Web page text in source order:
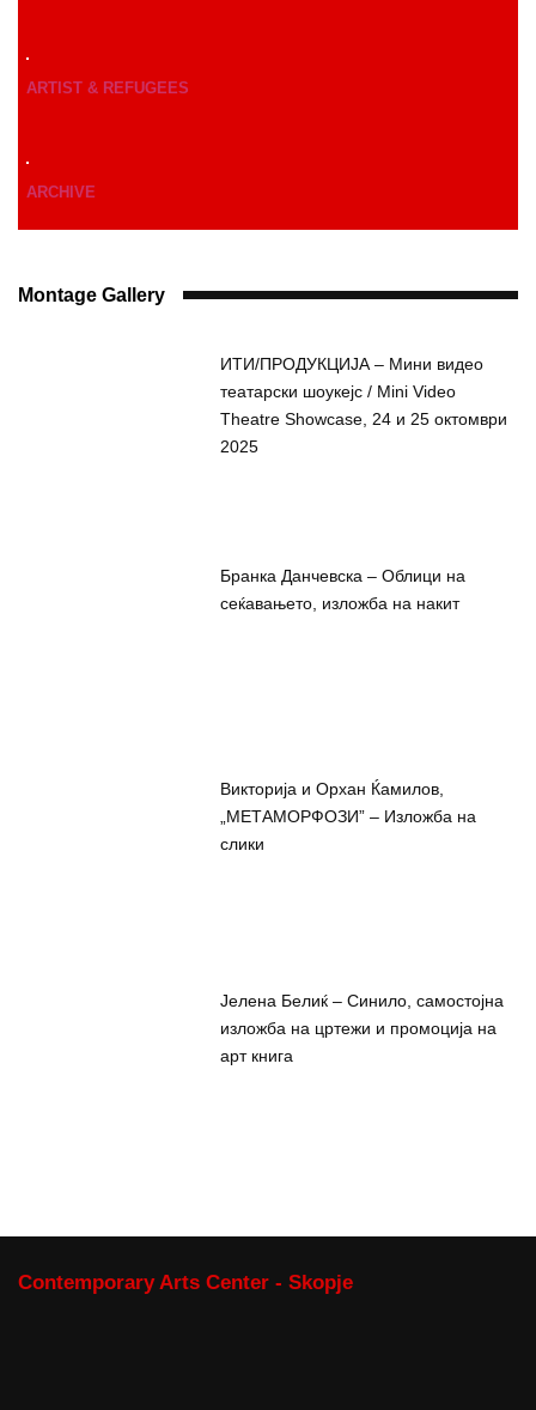
ARTIST & REFUGEES
ARCHIVE
Montage Gallery
ИТИ/ПРОДУКЦИЈА – Мини видео
театарски шоукејс / Mini Video
Theatre Showcase, 24 и 25 октомври
2025
Бранка Данчевска – Облици на
сеќавањето, изложба на накит
Викторија и Орхан Ќамилов,
„МЕТАМОРФОЗИ” – Изложба на
слики
Јелена Белиќ – Синило, самостојна
изложба на цртежи и промоција на
арт книга
Contemporary Arts Center - Skopje